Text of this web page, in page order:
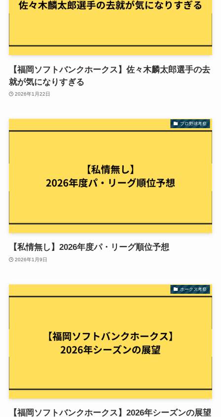
【福岡ソフトバンクホークス】佐々木麟太郎選手の去
就が気になりすぎる
2026年1月22日
プロ野球考察
【私情無し】2026年度パ・リーグ順位予想
2026年1月9日
ホークス考察
【福岡ソフトバンクホークス】2026年シーズンの展望